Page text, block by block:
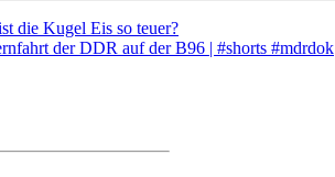
die Kugel Eis so teuer?
der DDR auf der B96 | #shorts #mdrdok